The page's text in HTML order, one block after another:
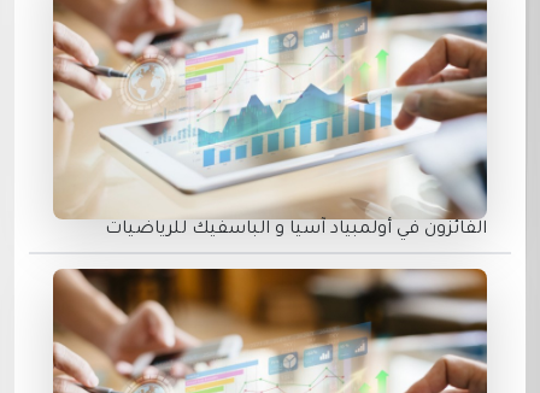
الفائزون في أولمبياد آسيا و الباسفيك للرياضيات